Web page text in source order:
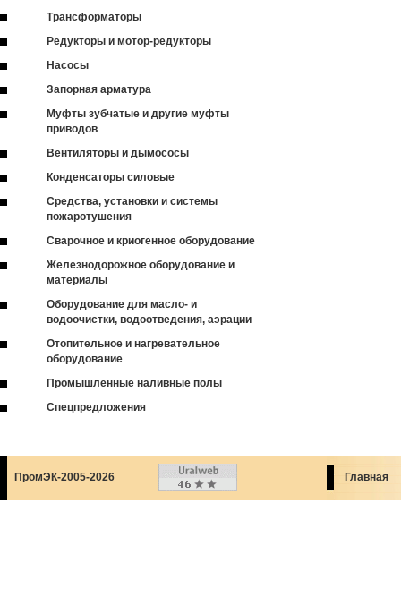
Трансформаторы
Редукторы и мотор-редукторы
Насосы
Запорная арматура
Муфты зубчатые и другие муфты
приводов
Вентиляторы и дымососы
Конденсаторы силовые
Средства, установки и системы
пожаротушения
Сварочное и криогенное оборудование
Железнодорожное оборудование и
материалы
Оборудование для масло- и
водоочистки, водоотведения, аэрации
Отопительное и нагревательное
оборудование
Промышленные наливные полы
Спецпредложения
ПромЭК-2005-2026 Главная